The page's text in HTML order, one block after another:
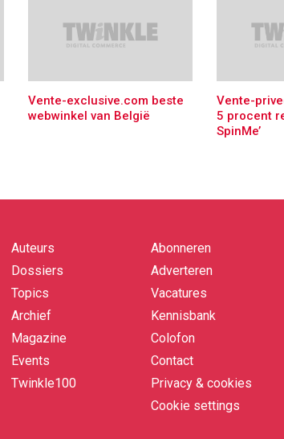
Vente-exclusive.com beste
webwinkel van België
Vente-
5 procent
SpinMe’
Quick
links
Auteurs
Dossiers
Topics
Archief
Magazine
Events
Twinkle100
Abonneren
Adverteren
Vacatures
Kennisbank
Colofon
Contact
Privacy & cookies
Cookie settings